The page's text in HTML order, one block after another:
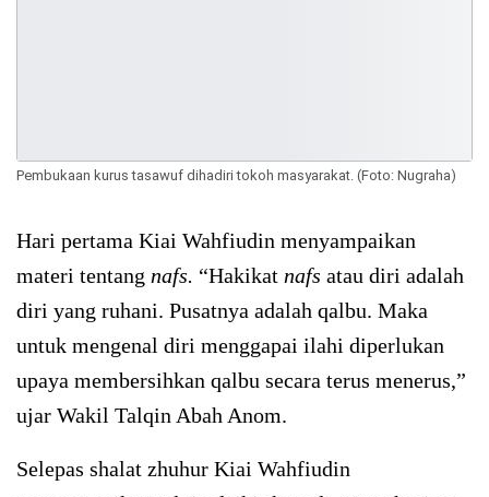
Pembukaan kurus tasawuf dihadiri tokoh masyarakat. (Foto: Nugraha)
Hari pertama Kiai Wahfiudin menyampaikan
materi tentang nafs. “Hakikat nafs atau diri adalah
diri yang ruhani. Pusatnya adalah qalbu. Maka
untuk mengenal diri menggapai ilahi diperlukan
upaya membersihkan qalbu secara terus menerus,”
ujar Wakil Talqin Abah Anom.
Selepas shalat zhuhur Kiai Wahfiudin